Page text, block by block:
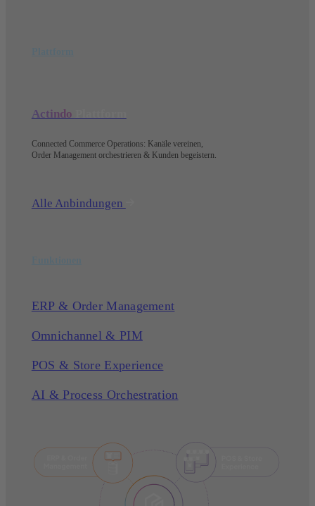
Actindo
Connected Commerce Operations: Kanäle vereinen,
Order Management orchestrieren & Kunden begeistern.
Alle Anbindungen
ERP & Order Management
Omnichannel & PIM
POS & Store Experience
AI & Process Orchestration